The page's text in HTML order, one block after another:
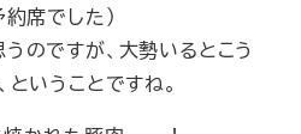
席でした）
のですが、大勢いるとこう
いうことですね。